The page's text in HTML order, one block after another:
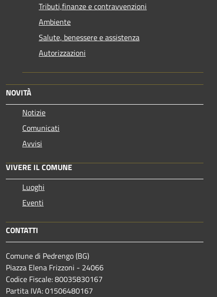
Tributi,finanze e contravvenzioni
Ambiente
Salute, benessere e assistenza
Autorizzazioni
NOVITÀ
Notizie
Comunicati
Avvisi
VIVERE IL COMUNE
Luoghi
Eventi
CONTATTI
Comune di Pedrengo (BG)
Piazza Elena Frizzoni - 24066
Codice Fiscale: 80035830167
Partita IVA: 01506480167